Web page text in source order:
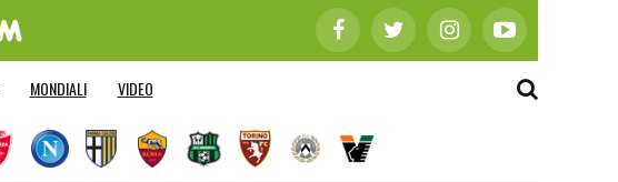
MONDIALI VIDEO